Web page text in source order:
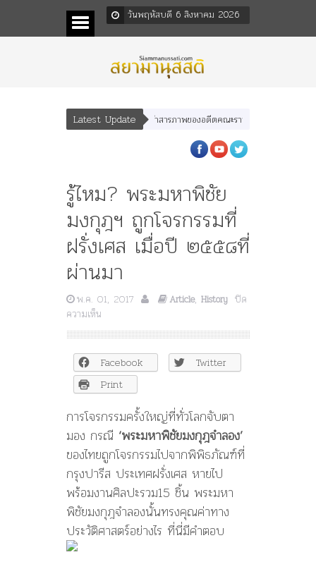
วันพฤหัสบดี 6 สิงหาคม 2026
Latest Updateคำสารภาพของอดีตคณะราษฎร หลังกระทำมิบังควรต่
รู้ไหม? พระมหาพิชัย
มงกุฎฯ ถูกโจรกรรมที่
ฝรั่งเศส เมื่อปี ๒๕๕๘ที่
ผ่านมา
พ.ค. 01, 2017 Article, History ปิด
ความเห็น
รู้
ไหม?
พระ
มหา
พิชัย
มงกุฎฯ
ถูก
โจรกรรม
ที่
ฝรั่งเศส
เมื่อ
ปี
๒๕๕๘ที่
ผ่าน
มา
Facebook
Twitter
Print
การโจรกรรมครั้งใหญ่ที่ทั่วโลกจับตา
มอง กรณี ‘พระมหาพิชัยมงกุฎจำลอง’
ของไทยถูกโจรกรรมไปจากพิพิธภัณฑ์ที่
กรุงปารีส ประเทศฝรั่งเศส หายไป
พร้อมงานศิลปะรวม15 ชิ้น พระมหา
พิชัยมงกุฎจำลองนั้นทรงคุณค่าทาง
ประวัติศาสตร์อย่างไร ที่นี่มีคำตอบ